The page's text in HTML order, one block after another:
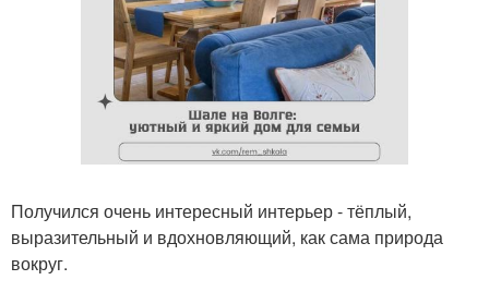
Получился очень интересный интерьер - тёплый,
выразительный и вдохновляющий, как сама природа
вокруг.